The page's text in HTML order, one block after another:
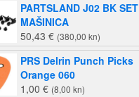
PARTSLAND J02 BK SET
MAŠINICA
50,43 € (380,00 kn)
PRS Delrin Punch Picks
Orange 060
1,00 € (8,00 kn)